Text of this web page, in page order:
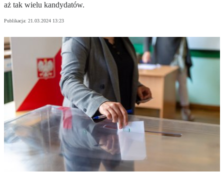
aż tak wielu kandydatów.
Publikacja: 21.03.2024 13:23